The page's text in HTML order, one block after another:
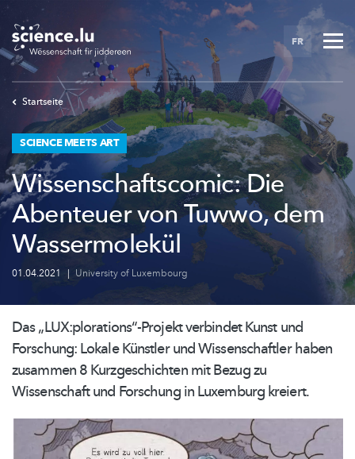
Skip
main
content
FR
Startseite
SCIENCE MEETS ART
Wissenschaftscomic: Die
Abenteuer von Tuwwo, dem
Wassermolekül
01.04.2021 | University of Luxembourg
Das„LUX:plorations“-Projektverbindet Kunst und
Forschung: Lokale Künstler undWissenschaftlerhaben
zusammen 8 Kurzgeschichtenmit Bezug zu
Wissenschaft und Forschung in Luxemburg kreiert.